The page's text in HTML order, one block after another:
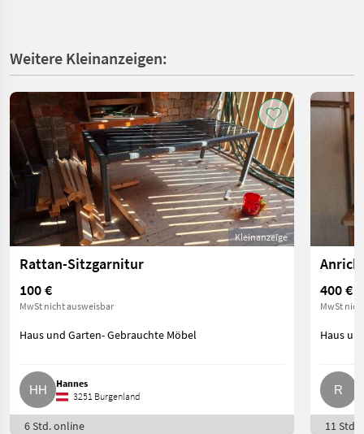
Weitere Kleinanzeigen:
Kleinanzeige
Rattan-Sitzgarnitur
100 €
MwSt nicht ausweisbar
Haus und Garten- Gebrauchte Möbel
Hannes
3251 Burgenland
6 Std. online
400 €
MwSt
Haus
11 Std.